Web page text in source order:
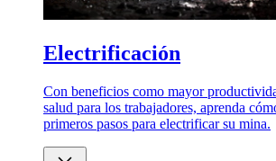
Electrificación
Con beneficios como mayor
salud para los trabajadores, aprenda
primeros pasos para electrificar su mina.